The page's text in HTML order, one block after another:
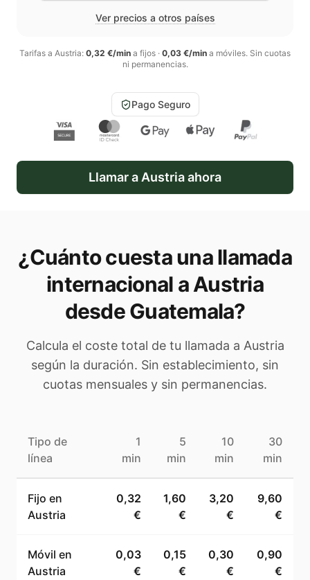
Ver precios a otros países
Tarifas a Austria: 0,32 €/min a fijos · 0,03 €/min a móviles. Sin cuotas
ni permanencias.
Pago Seguro
Llamar a Austriaahora
¿Cuánto cuesta una llamada
internacional aAustria
desde Guatemala?
Calcula el coste total de tu llamada a Austria
según la duración. Sin establecimiento, sin
cuotas mensuales y sin permanencias.
Tipo de
línea
1
min
5
min
10
min
30
min
Fijo en
Austria
0,32
€
1,60
€
3,20
€
9,60
€
Móvil en
Austria
0,03
€
0,15
€
0,30
€
0,90
€